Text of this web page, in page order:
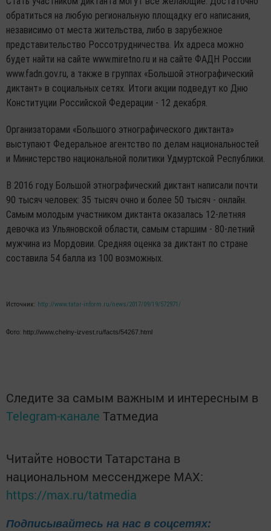
обратиться на любую региональную площадку его написания,
независимо от места жительства, либо в зарубежное
представительство Россотрудничества. Их адреса можно
будет найти на сайте www.miretno.ru и на сайте ФАДН России
www.fadn.gov.ru, а также в группах «Большой этнографический
диктант» в социальных сетях. Итоги акции подведут ко Дню
Конституции Российской Федерации - 12 декабря.
Организаторами «Большого этнографического диктанта»
выступают Федеральное агентство по делам национальностей
и Министерство национальной политики Удмуртской Республики.
В 2016 году Большой этнографический диктант написали почти
90 тысяч человек: 35 тысяч очно и более 50 тысяч - онлайн.
Самым молодым участником диктанта оказалась 12-летняя
девочка из Ульяновской области, самым старшим - 80-летний
мужчина из Мордовии. Средняя оценка за диктант по стране
составила 54 балла из 100 возможных.
Источник: http://www.tatar-inform.ru/news/2017/09/19/572971/
Фото: http://www.chelny-izvest.ru/facts/54267.html
Следите за самым важным и интересным в
Telegram-канале Татмедиа
Читайте новости Татарстана в
национальном мессенджере MАХ:
https://max.ru/tatmedia
Подписывайтесь на нас в соцсетях: